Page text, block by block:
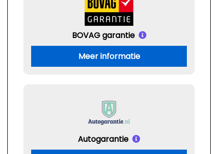
BOVAG garantie
Meer informatie
Autogarantie